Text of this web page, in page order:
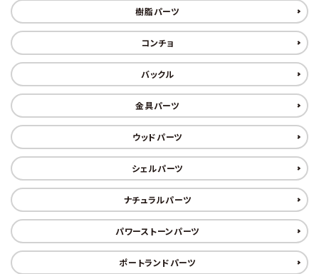
CONTACT
お問い合わせ
樹脂パーツ
コンチョ
バックル
金具パーツ
ウッドパーツ
シェルパーツ
ナチュラルパーツ
パワーストーンパーツ
ポートランドパーツ